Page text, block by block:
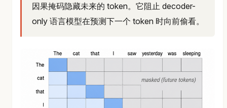
因果掩码隐藏未来的 token。它阻止 decoder-
only 语言模型在预测下一个 token 时向前偷看。